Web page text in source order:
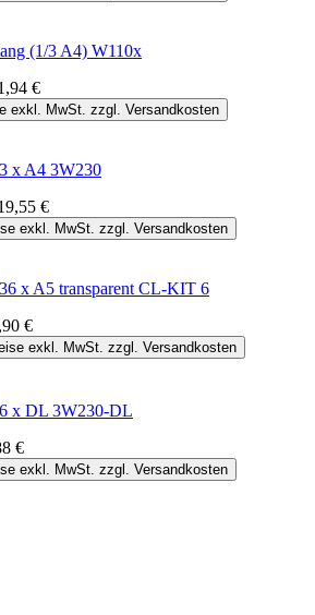
(1/3 A4) W110x
€
exkl. MwSt. zzgl. Versandkosten
x A4 3W230
€
exkl. MwSt. zzgl. Versandkosten
x A5 transparent CL-KIT 6
€
exkl. MwSt. zzgl. Versandkosten
x DL 3W230-DL
€
exkl. MwSt. zzgl. Versandkosten